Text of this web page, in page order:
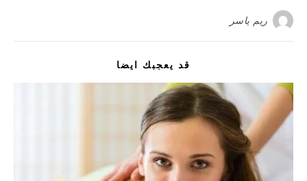
ريم ياسر
قد يعجبك ايضا